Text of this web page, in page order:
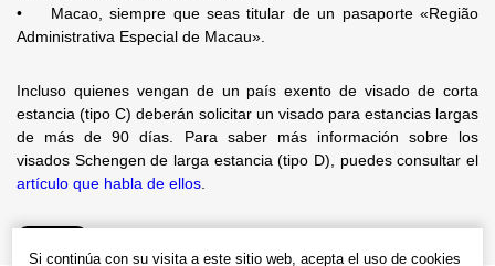
• Macao, siempre que seas titular de un pasaporte «Região
Administrativa Especial de Macau».
Incluso quienes vengan de un país exento de visado de corta
estancia (tipo C) deberán solicitar un visado para estancias largas
de más de 90 días. Para saber más información sobre los
visados Schengen de larga estancia (tipo D), puedes consultar el
artículo que habla de ellos
Si continúa con su visita a este sitio web, acepta el uso de cookies